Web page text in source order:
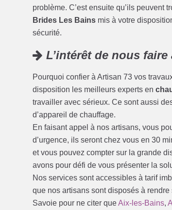
problème. C’est ensuite qu’ils
Brides Les Bains mis à votre
sécurité.
L’intérêt de nous faire
Pourquoi confier à Artisan 73 vos
disposition les meilleurs experts en
travailler avec sérieux. Ce sont aussi
d’appareil de chauffage.
En faisant appel à nos artisans, vous
d’urgence, ils seront chez vous en 30
et vous pouvez compter sur la grande
avons pour défi de vous présenter la
Nos services sont accessibles à tarif
que nos artisans sont disposés à
Savoie pour ne citer queAix-les-Bains,